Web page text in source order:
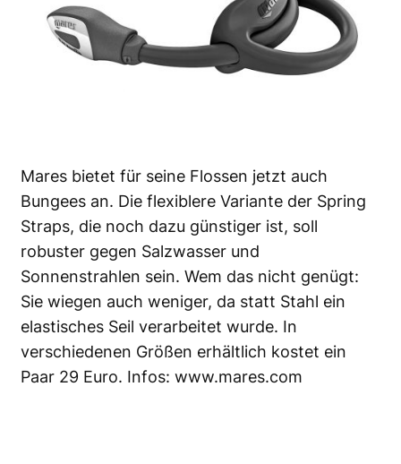
Mares bietet für seine Flossen jetzt auch
Bungees an. Die flexiblere Variante der Spring
Straps, die noch dazu günstiger ist, soll
robuster gegen Salzwasser und
Sonnenstrahlen sein. Wem das nicht genügt:
Sie wiegen auch weniger, da statt Stahl ein
elastisches Seil verarbeitet wurde. In
verschiedenen Größen erhältlich kostet ein
Paar 29 Euro. Infos: www.mares.com